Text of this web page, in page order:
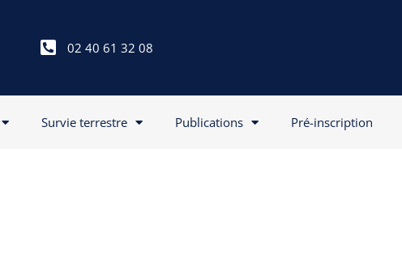
02 40 61 32 08
Survie terrestre Publications Pré-inscription